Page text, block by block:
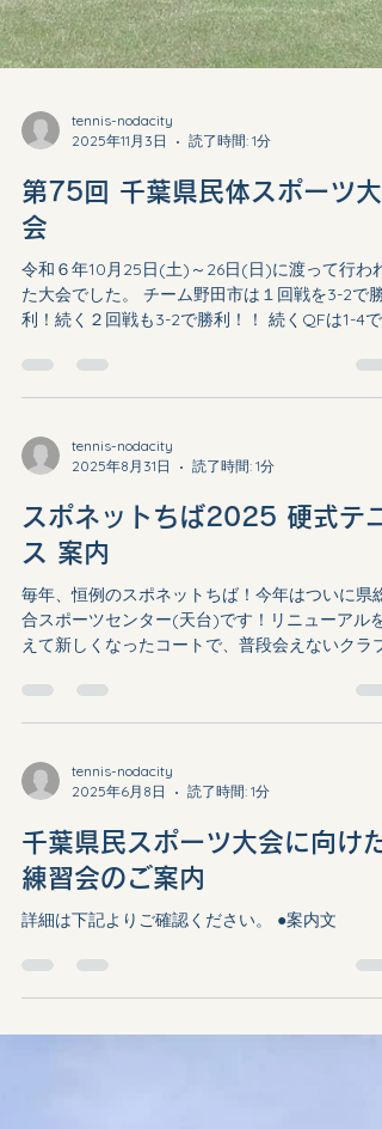
2025年11月3日
読了時間: 1分
第75回 千葉県民体スポーツ大
会
令和６年10月25日(土)～26日(日)に渡って行われ
利！続く２回戦も3-2で勝利！！ 続くQFは1-4で
退💦するもベスト8の戦績を納め表彰されまし
皆様、残念ながら今回参加いただけなかった
方々、応援に駆けつけてくださった方々、改めま
かったですが、なんとか無事に終えられて良かっ
たです。独り言になりますが、何としても優勝と
いう肩書がほしいので、来年度は姑息な手段も躊
躇せず臨みたいと思います。また、今年度はあま
り練習会は出来なかったですが、来年度も練習会
や対抗戦などをしていきたいと思いますので、是
方々に参加していただけるようご協力よろしくお
願い致します！」 次回も頑張ってもらいたいで
2025年8月31日
読了時間: 1分
スポネットちば2025 硬式テニ
ス 案内
毎年、恒例のスポネットちば！今年はついに県総
えて新しくなったコートで、普段会えないクラブ
の皆さんと一緒に、年齢・性別問わずに気軽に交
よりご確認ください。 ●スポネットちば2025 硬
テニス 要項 ●申込用紙
2025年6月8日
読了時間: 1分
千葉県民スポーツ大会に向けた
練習会のご案内
詳細は下記よりご確認ください。 ●案内文